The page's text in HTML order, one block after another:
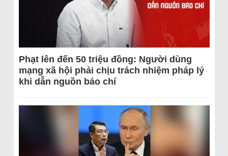
Phạt lên đến 50 triệu đồng: Người dùng
mạng xã hội phải chịu trách nhiệm pháp lý
khi dẫn nguồn báo chí